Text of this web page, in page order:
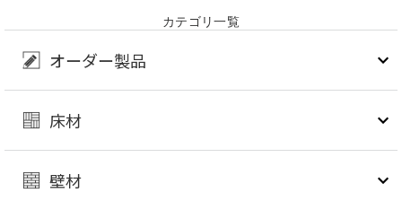
カテゴリ一覧
オーダー製品
床材
壁材